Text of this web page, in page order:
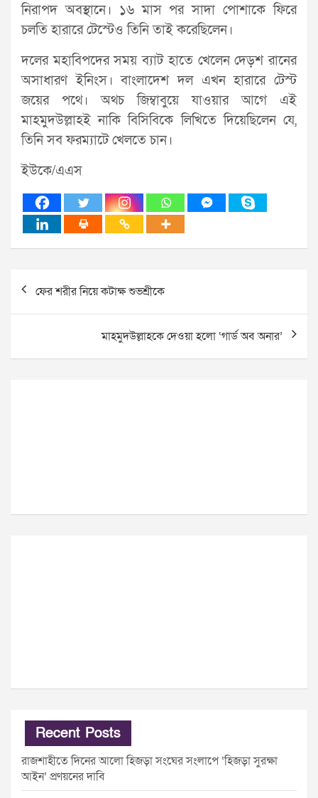
নিরাপদ অবস্থানে। ১৬ মাস পর সাদা পোশাকে ফিরে
চলতি হারারে টেস্টেও তিনি তাই করেছিলেন।
দলের মহাবিপদের সময় ব্যাট হাতে খেলেন দেড়শ রানের
অসাধারণ ইনিংস। বাংলাদেশ দল এখন হারারে টেস্ট
জয়ের পথে। অথচ জিম্বাবুয়ে যাওয়ার আগে এই
মাহমুদউল্লাহই নাকি বিসিবিকে লিখিতে দিয়েছিলেন যে,
তিনি সব ফরম্যাটে খেলতে চান।
ইউকে/এএস
Post
navigation
ফের শরীর নিয়ে কটাক্ষ শুভশ্রীকে
মাহমুদউল্লাহকে দেওয়া হলো ‘গার্ড অব অনার’
Recent Posts
রাজশাহীতে দিনের আলো হিজড়া সংঘের সংলাপে ‘হিজড়া সুরক্ষা
আইন’ প্রণয়নের দাবি